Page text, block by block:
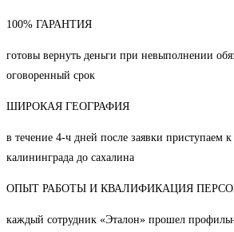
100% ГАРАНТИЯ
готовы вернуть деньги при невыполнении
оговоренный срок
ШИРОКАЯ ГЕОГРАФИЯ
в течение 4-ч дней после заявки приступаем
калининграда до сахалина
ОПЫТ РАБОТЫ И КВАЛИФИКАЦИЯ
каждый сотрудник «Эталон» прошел